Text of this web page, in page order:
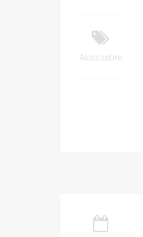
Alcossebre